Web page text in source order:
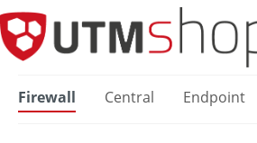
Zur Hauptnavigation springen
Firewall Central Endpoint